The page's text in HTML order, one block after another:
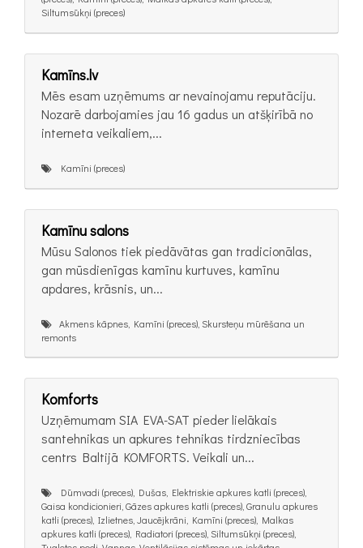
Siltumsūkņi (preces)
Kamīns.lv
Mēs esam uzņēmums ar nevainojamu reputāciju.
Nozarē darbojamies jau 16 gadus un atšķirībā no
interneta veikaliem,...
Kamīni (preces)
Kamīnu salons
Mūsu Salonos tiek piedāvātas gan tradicionālas,
gan mūsdienīgas kamīnu kurtuves, kamīnu
apdares, krāsnis, un...
Akmens kāpnes, Kamīni (preces), Skursteņu mūrēšana un
remonts
Komforts
Uzņēmumam SIA EVA-SAT pieder lielākais
santehnikas un apkures tehnikas tirdzniecības
centrs Baltijā KOMFORTS. Veikali un...
Dūmvadi (preces), Dušas, Elektriskie apkures katli (preces),
Gaisa kondicionieri, Gāzes apkures katli (preces), Granulu apkures
katli (preces), Izlietnes, Jaucējkrāni, Kamīni (preces), Malkas
apkures katli (preces), Radiatori (preces), Siltumsūkņi (preces),